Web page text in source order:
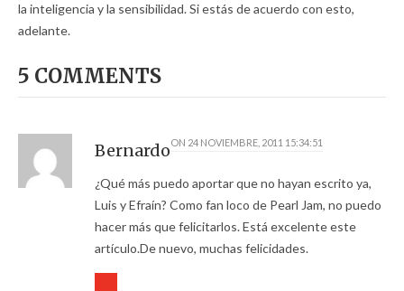
la inteligencia y la sensibilidad. Si estás de acuerdo con esto,
adelante.
5 COMMENTS
BernardoON 24 NOVIEMBRE, 2011 15:34:51
¿Qué más puedo aportar que no hayan escrito ya,
Luis y Efraín? Como fan loco de Pearl Jam, no puedo
hacer más que felicitarlos. Está excelente este
artículo.De nuevo, muchas felicidades.